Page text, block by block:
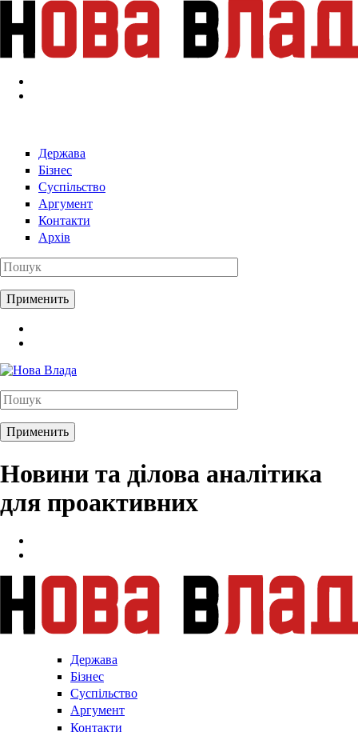
Перейти к основному содержанию
Держава
Бізнес
Суспільство
Аргумент
Контакти
Архів
Новини та ділова аналітика
для проактивних
Держава
Бізнес
Суспільство
Аргумент
Контакти